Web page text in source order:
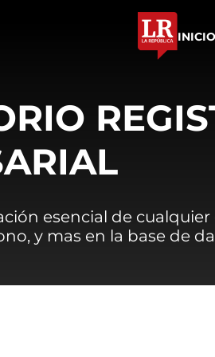
INICIO
esencial de
y mas en la base de